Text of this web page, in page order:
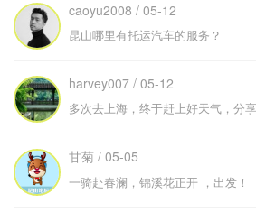
caoyu2008 / 05-12
昆山哪里有托运汽车的服务？
harvey007 / 05-12
多次去上海，终于赶上好天气，分
甘菊 / 05-05
一骑赴春澜，锦溪花正开 ，出发！